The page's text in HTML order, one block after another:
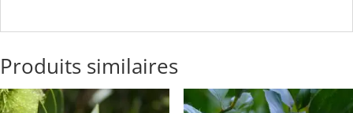
Produits similaires